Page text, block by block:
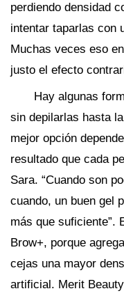
perdiendo densidad
intentar taparlas con
Muchas veces eso
justo el efecto
Hay algunas
sin depilarlas hasta
mejor opción
resultado que cada
Sara. “Cuando son
cuando, un buen gel
más que suficiente”.
Brow+, porque
cejas una mayor
artificial. Merit